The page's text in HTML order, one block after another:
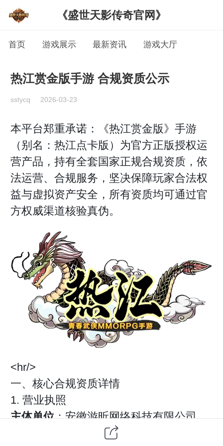
《盛世天影传奇官网》
首页 游戏展示 最新资讯 游戏大厅
热江赏金版手游 合规资质公示
sstycq 2026-03-23
本平台郑重承诺：《热江赏金版》手游
（别名：热江点卡版）为官方正版授权运
营产品，持有全套国家正规合规资质，依
法运营、合规服务，坚决保障玩家合法权
益与虚拟资产安全，所有资质均可通过官
方权威渠道核验真伪。
<hr/>
一、核心合规资质详情
1. 营业执照
主体单位：安徽游昕网络科技有限公司
：